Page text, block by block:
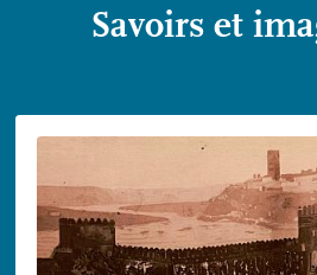
Savoirs et